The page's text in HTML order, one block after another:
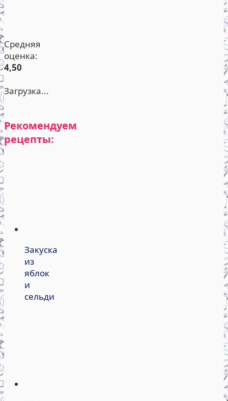
Средняя
оценка:
4,50
Загрузка...
Рекомендуем
рецепты:
Закуска
из
яблок
и
сельди